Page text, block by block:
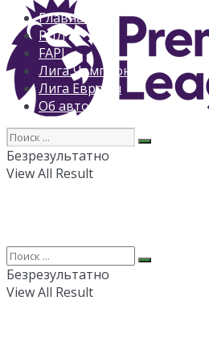
Главная
РПЛ
FAPL
Лига Чемпионов
Лига Европы
Об авторе
Безрезультатно
View All Result
Безрезультатно
View All Result